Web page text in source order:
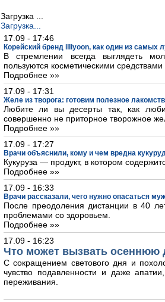
Загрузка ...
Загрузка...
17.09 - 17:46
Корейский бренд illiyoon, как один из самых
В стремлении всегда выглядеть
пользуются косметическими средствами
Подробнее »»
17.09 - 17:31
Желе из творога: готовим полезное
Любите ли вы десерты так, как
совершенно не приторное творожное
Подробнее »»
17.09 - 17:27
Врачи объяснили, кому и чем вредна
Кукуруза — продукт, в котором
Подробнее »»
17.09 - 16:33
Врачи рассказали, чего нужно опасаться
После преодоления дистанции в 40
проблемами со здоровьем.
Подробнее »»
17.09 - 16:23
Что может вызвать осеннюю
С сокращением светового дня и
чувство подавленности и даже
переживания.